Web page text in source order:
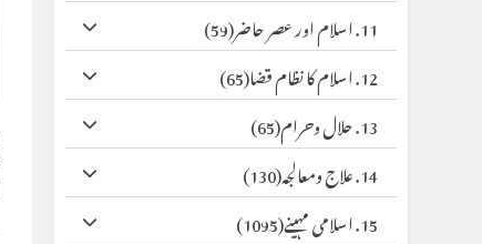
11. اسلام اور عصر حاضر
(59)
12. اسلام کا نظام قضا
(65)
13. حلال وحرام
(65)
14. علاج ومعالجہ
(130)
15. اسلامی مہینے
(1095)